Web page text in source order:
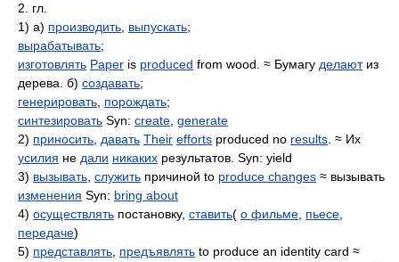
2. гл.
1) а) производить выпускать;
вырабатывать;
изготовлять Paper is produced from wood. ≈ Бумагу делаютиз
дерева. б) создавать;
генерировать порождать;
синтезировать Syn: create generate
2) приносить давать Their efforts produced no results . ≈ Их
усилия не дали никаких результатов. Syn: yield
3) вызывать служить причиной to produce changes ≈ вызывать
изменения Syn: bring about
4) осуществлять постановку, ставить( о фильме пьесе
передаче)
5) представлять предъявлять to produce an identity card ≈